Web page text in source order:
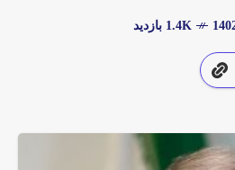
1.4K بازدید